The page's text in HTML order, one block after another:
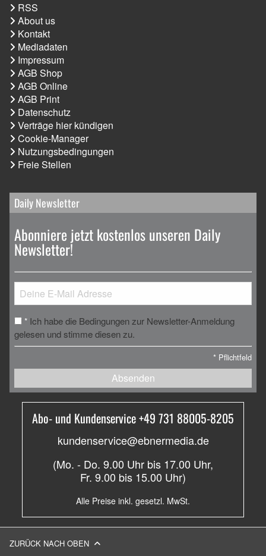
RSS
About us
Kontakt
Mediadaten
Impressum
AGB Shop
AGB Online
AGB Print
Datenschutz
Verträge hier kündigen
Cookie-Manager
Nutzungsbedingungen
Freie Stellen
Daily Newsletter
Abonniere jetzt kostenlos unseren Daily
Newsletter!
* Ich habe die Bedingungen zur Newsletter-Anmeldung
gelesen und stimme diesen zu.
* Pflichtfeld
Absenden
Abo- und Kundenservice +49 731 88005-8205
kundenservice@ebnermedia.de
(Mo. - Do. 9.00 Uhr bis 17.00 Uhr,
Fr. 9.00 bis 15.00 Uhr)
Alle Preise inkl. gesetzl. MwSt.
ZURÜCK NACH OBEN